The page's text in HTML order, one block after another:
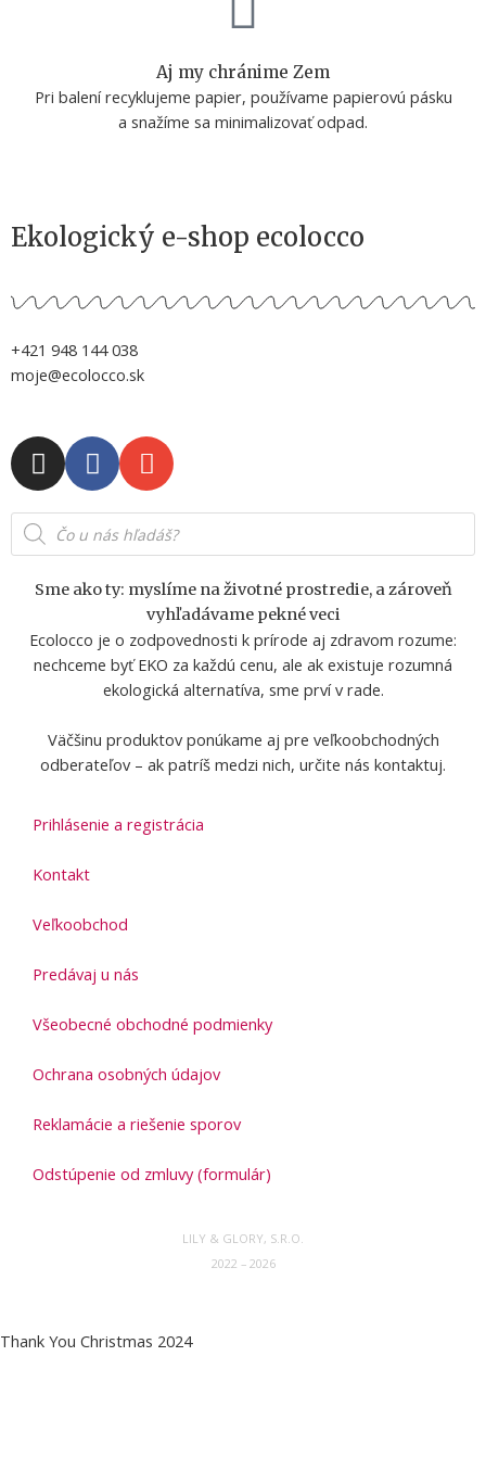
Aj my chránime Zem
Pri balení recyklujeme papier, používame papierovú pásku
a snažíme sa minimalizovať odpad.
Ekologický e-shop ecolocco
+421 948 144 038
moje@ecolocco.sk
I
n
s
t
a
g
a
m
F
a
c
e
b
o
k
-
E
n
v
e
l
o
p
e
Products
search
Sme ako ty: myslíme na životné prostredie, a zároveň
vyhľadávame pekné veci
Ecolocco je o zodpovednosti k prírode aj zdravom rozume:
nechceme byť EKO za každú cenu, ale ak existuje rozumná
ekologická alternatíva, sme prví v rade.
Väčšinu produktov ponúkame aj pre veľkoobchodných
odberateľov – ak patríš medzi nich, určite nás kontaktuj.
Prihlásenie a registrácia
Kontakt
Veľkoobchod
Predávaj u nás
Všeobecné obchodné podmienky
Ochrana osobných údajov
Reklamácie a riešenie sporov
Odstúpenie od zmluvy (formulár)
LILY & GLORY, S.R.O.
2022 – 2026
Thank You Christmas 2024